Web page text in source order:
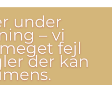
under
– vi
fejl
der kan